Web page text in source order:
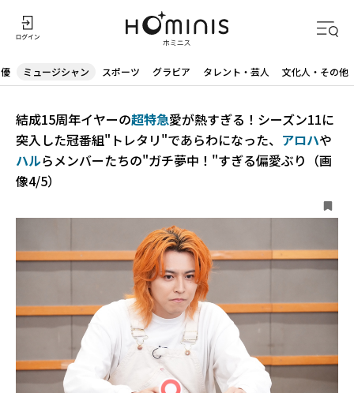
ミュージシャン スポーツ グラビア タレント・芸人 文化人・その他
結成15周年イヤーの超特急愛が熱すぎる！シーズン11に
突入した冠番組"トレタリ"であらわになった、 アロハや
ハルらメンバーたちの"ガチ夢中！"すぎる偏愛ぶり（画
像4/5）